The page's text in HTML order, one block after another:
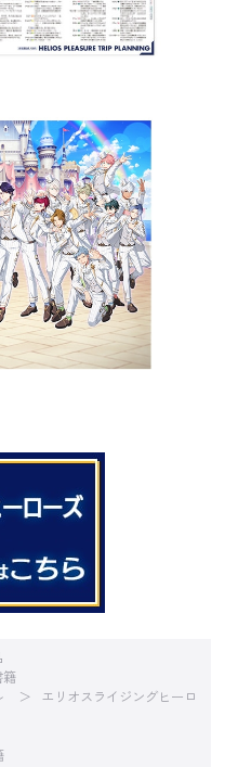
籍
エリオスライジングヒーロ